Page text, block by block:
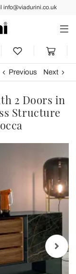
info@viadurini.co.uk
Previous Next
2 Doors in
Structure